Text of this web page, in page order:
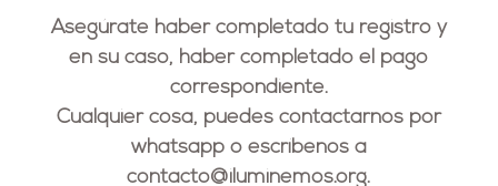
Asegúrate haber completado tu registro y
en su caso, haber completado el pago
correspondiente.
Cualquier cosa, puedes contactarnos por
whatsapp o escríbenos a
contacto@iluminemos.org.